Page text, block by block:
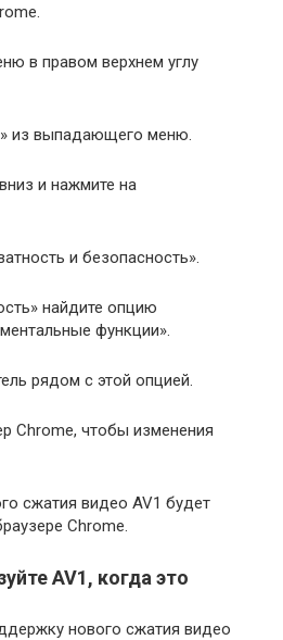
в правом верхнем углу
из выпадающего меню.
и нажмите на
и безопасность».
найдите опцию
функции».
рядом с этой опцией.
Chrome, чтобы изменения
сжатия видео AV1 будет
Chrome.
AV1, когда это
нового сжатия видео